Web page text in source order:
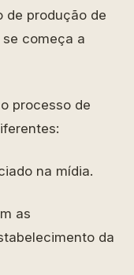
de produção de
começa a
processo de
na mídia.
as
da